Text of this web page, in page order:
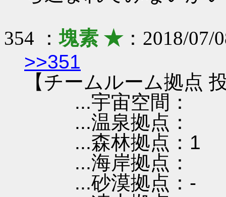
354 ：塊素 ★：2018/07/
>>351
【チームルーム拠点
...宇宙空間：
...温泉拠点：
...森林拠点：1
...海岸拠点：
...砂漠拠点：-